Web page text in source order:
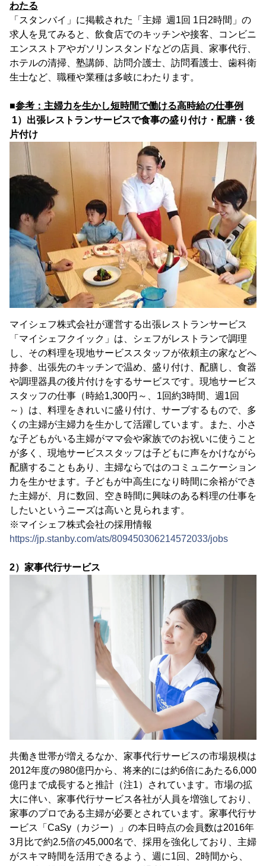
わたる
「スタンバイ」に掲載された「主婦 週1回 1日2時間」の
求人を見てみると、飲食店でのキッチンや接客、コンビニ
エンスストアやガソリンスタンドなどの店員、家事代行、
ホテルの清掃、塾講師、訪問介護士、訪問看護士、歯科衛
生士など、職種や業種は多岐にわたります。
■参考：主婦力を生かし短時間で働ける高時給の仕事例
1）出張レストランサービスで食事の盛り付け・配膳・後
片付け
マイシェフ株式会社が運営する出張レストランサービス
「マイシェフクイック」は、シェフがレストランで調理
し、その料理を現地サービススタッフが依頼主の家などへ
持参、出張先のキッチンで温め、盛り付け、配膳し、食器
や調理器具の後片付けをするサービスです。現地サービス
スタッフの仕事（時給1,300円～、1回約3時間、週1回
～）は、料理をきれいに盛り付け、サーブするもので、多
くの主婦が主婦力を生かして活躍しています。また、小さ
な子どもがいる主婦がママ会や家族でのお祝いに使うこと
が多く、現地サービススタッフは子どもに声をかけながら
配膳することもあり、主婦ならではのコミュニケーション
力を生かせます。子どもが中高生になり時間に余裕ができ
た主婦が、月に数回、空き時間に興味のある料理の仕事を
したいというニーズは高いと見られます。
※マイシェフ株式会社の採用情報
https://jp.stanby.com/ats/809450306214572033/jobs
2）家事代行サービス
共働き世帯が増えるなか、家事代行サービスの市場規模は
2012年度の980億円から、将来的には約6倍にあたる6,000
億円まで成長すると推計（注1）されています。市場の拡
大に伴い、家事代行サービス各社が人員を増強しており、
家事のプロである主婦が必要とされています。家事代行サ
ービス「CaSy（カジー）」の本日時点の会員数は2016年
3月比で約2.5倍の45,000名で、採用を強化しており、主婦
がスキマ時間を活用できるよう、週に1回、2時間から、